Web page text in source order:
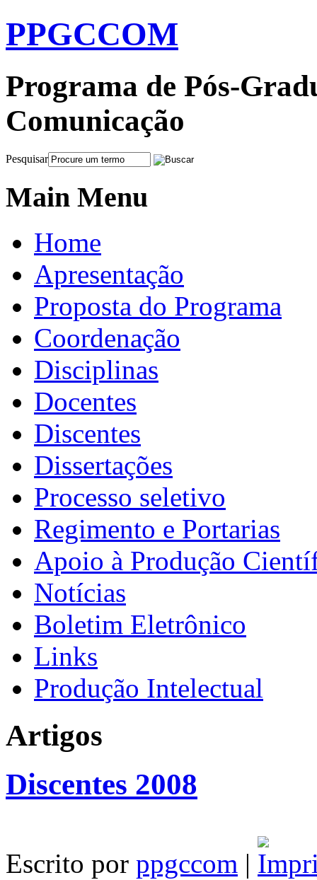
PPGCCOM
Programa de Pós-
Comunicação
Pesquisar
Main Menu
Home
Apresentação
Proposta do Programa
Coordenação
Disciplinas
Docentes
Discentes
Dissertações
Processo seletivo
Regimento e Portarias
Apoio à Produção
Notícias
Boletim Eletrônico
Links
Produção Intelectual
Artigos
Discentes 2008
Escrito por ppgccom |